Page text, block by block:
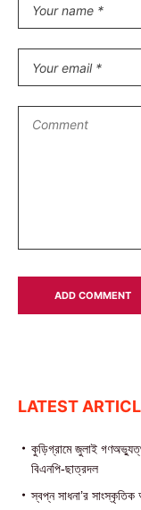
LATEST
কুড়িগ্রামে জুলাই
বিএনপি-ছাত্রদল
স্বপ্ন সাধনা’র সাংস্কৃতিক